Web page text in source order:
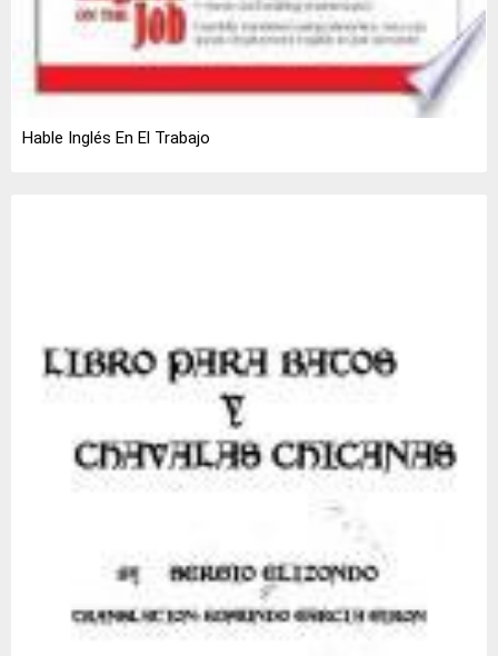
Hable Inglés En El Trabajo